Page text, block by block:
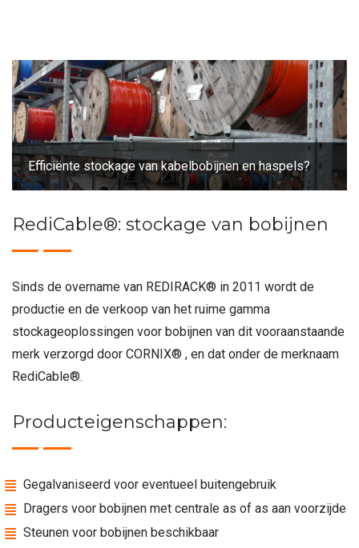
Efficiënte stockage van kabelbobijnen en haspels?
RediCable®: stockage van bobijnen
Sinds de overname van REDIRACK® in 2011 wordt de
productie en de verkoop van het ruime gamma
stockageoplossingen voor bobijnen van dit vooraanstaande
merk verzorgd door CORNIX® , en dat onder de merknaam
RediCable®.
Producteigenschappen:
Gegalvaniseerd voor eventueel buitengebruik
Dragers voor bobijnen met centrale as of as aan voorzijde
Steunen voor bobijnen beschikbaar